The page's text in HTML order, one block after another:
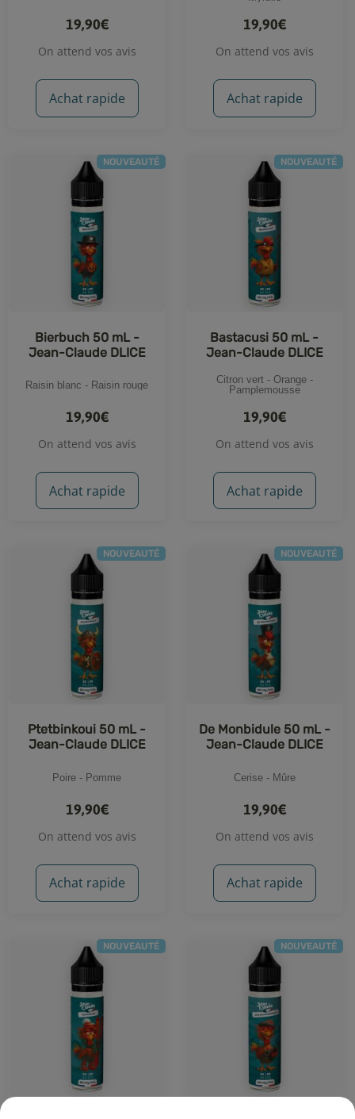
19,90€
On attend vos avis
Achat rapide
19,90€
On attend vos avis
Achat rapide
NOUVEAUTÉ
Bierbuch 50 mL -
Jean-Claude DLICE
Raisin blanc - Raisin rouge
19,90€
On attend vos avis
Achat rapide
NOUVEAUTÉ
Bastacusi 50 mL -
Jean-Claude DLICE
Citron vert - Orange -
Pamplemousse
19,90€
On attend vos avis
Achat rapide
NOUVEAUTÉ
Ptetbinkoui 50 mL -
Jean-Claude DLICE
Poire - Pomme
19,90€
On attend vos avis
Achat rapide
NOUVEAUTÉ
De Monbidule 50 mL -
Jean-Claude DLICE
Cerise - Mûre
19,90€
On attend vos avis
Achat rapide
NOUVEAUTÉ NOUVEAUTÉ